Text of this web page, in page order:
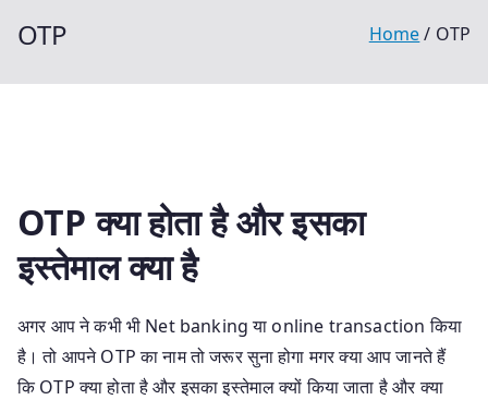
OTP Home OTP
OTP क्या होता है और इसका
इस्तेमाल क्या है
अगर आप ने कभी भी Net banking या online transaction किया
है। तो आपने OTP का नाम तो जरूर सुना होगा मगर क्या आप जानते हैं
कि OTP क्या होता है और इसका इस्तेमाल क्यों किया जाता है और क्या